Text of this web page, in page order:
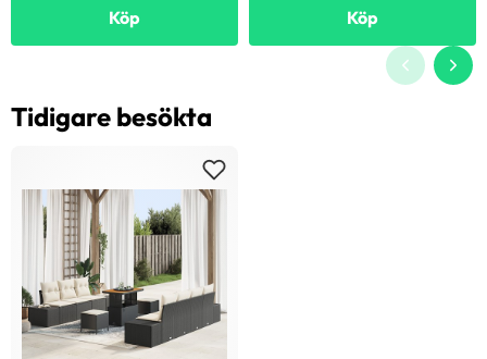
Köp Köp
Tidigare besökta